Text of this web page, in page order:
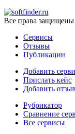
Все права
Сервисы
Отзывы
Публикации
Добавить
Прислать кейс
Добавить отзыв
Рубрикатор
Сравнение
Все сервисы